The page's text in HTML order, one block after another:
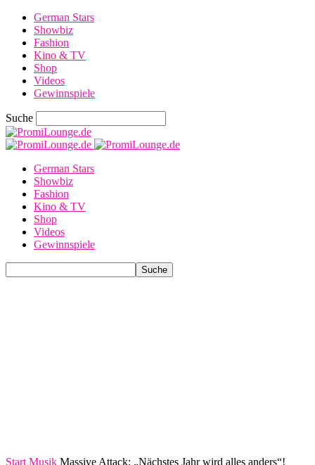
German Stars
Showbiz
Fashion
Kino & TV
Shop
Videos
Gewinnspiele
Suche
German Stars
Showbiz
Fashion
Kino & TV
Shop
Videos
Gewinnspiele
Start Musik Massive Attack: „Nächstes Jahr wird alles anders“!